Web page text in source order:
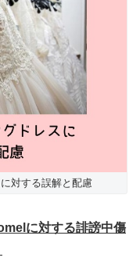
対する誤解と配慮
に対する誹謗中傷